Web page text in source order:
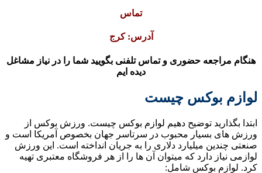
تماس
آدرس: کرج
هنگام مراجعه حضوری و تماس تلفنی بگویید شما را در نیاز مشاغل
دیده ایم
لوازم بوکس چیست
ابتدا بگذارید توضیح دهیم لوازم بوکس چیست. ورزش بوکس از
ورزش های بسیار محبوب در سرتاسر جهان بخصوص آمریکا است و
صنعتی چندین میلیارد دلاری را به جریان انداخته است. این ورزش
لوازمی نیاز دارد که میتوان آن ها را از هر فروشگاه معتبری تهیه
کرد. لوازم بوکس شامل: